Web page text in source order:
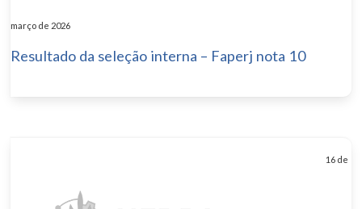
março de 2026
Resultado da seleção interna – Faperj nota 10
16 de